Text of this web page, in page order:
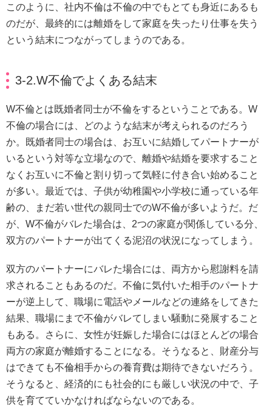
このように、社内不倫は不倫の中でもとても身近にあるも
のだが、最終的には離婚をして家庭を失ったり仕事を失う
という結末につながってしまうのである。
3-2.W不倫でよくある結末
W不倫とは既婚者同士が不倫をするということである。W
不倫の場合には、どのような結末が考えられるのだろう
か。既婚者同士の場合は、お互いに結婚してパートナーが
いるという対等な立場なので、離婚や結婚を要求すること
なくお互いに不倫と割り切って気軽に付き合い始めること
が多い。最近では、子供が幼稚園や小学校に通っている年
齢の、まだ若い世代の親同士でのW不倫が多いようだ。だ
が、W不倫がバレた場合は、2つの家庭が関係している分、
双方のパートナーが出てくる泥沼の状況になってしまう。
双方のパートナーにバレた場合には、両方から慰謝料を請
求されることもあるのだ。不倫に気付いた相手のパートナ
ーが逆上して、職場に電話やメールなどの連絡をしてきた
結果、職場にまで不倫がバレてしまい騒動に発展すること
もある。さらに、女性が妊娠した場合にはほとんどの場合
両方の家庭が離婚することになる。そうなると、財産分与
はできても不倫相手からの養育費は期待できないだろう。
そうなると、経済的にも社会的にも厳しい状況の中で、子
供を育てていかなければならないのである。